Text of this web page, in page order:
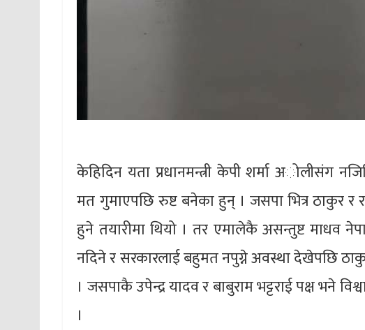
केहिदिन यता प्रधानमन्त्री केपी शर्मा अोलीसंग
मत गुमाएपछि रुष्ट बनेका हुन् । जसपा भित्र ठाकुर र
हुने तयारीमा थियो । तर एमालेकै असन्तुष्ट माधव
नदिने र सरकारलाई बहुमत नपुग्ने अवस्था देखेपछि
। जसपाकै उपेन्द्र यादव र बाबुराम भट्टराई पक्ष भने
।